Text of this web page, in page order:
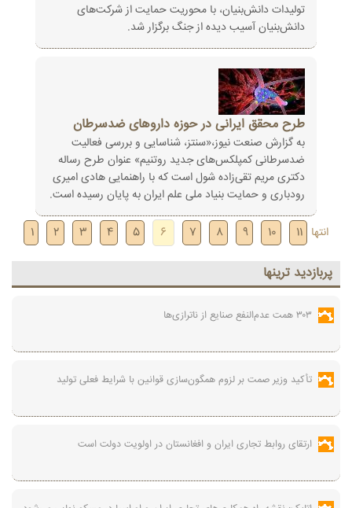
تولیدات دانش‌بنیان، با محوریت حمایت از شرکت‌های
دانش‌بنیان آسیب دیده از جنگ برگزار شد.
طرح محقق ایرانی در حوزه داروهای ضدسرطان
به گزارش صنعت نیوز،«سنتز، شناسایی و بررسی فعالیت
ضدسرطانی کمپلکس‌های جدید روتنیم» عنوان طرح رساله
دکتری مریم تقی‌زاده شول است که با راهنمایی هادی‌ امیری
رودباری و حمایت بنیاد ملی علم ایران به پایان رسیده است.
انتها 1 2 3 4 5 6 7 8 9 10 11
پربازديد ترينها
۳۰۳ همت عدم‌النفع صنایع از ناترازی‌ها
تأکید وزیر صمت بر لزوم همگون‌سازی قوانین با شرایط فعلی تولید
ارتقای روابط تجاری ایران و افغانستان در اولویت دولت است